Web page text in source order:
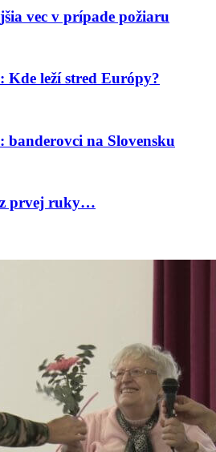
vec v prípade požiaru
leží stred Európy?
na Slovensku
z prvej ruky…